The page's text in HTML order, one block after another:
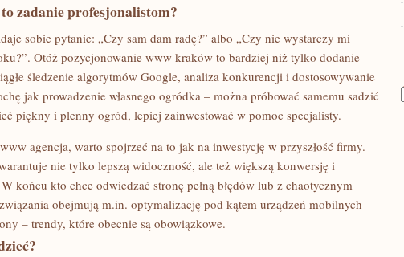
zadanie profesjonalistom?
sobie pytanie: „Czy sam dam radę?” albo „Czy nie wystarczy mi
Otóż pozycjonowanie www kraków to bardziej niż tylko dodanie
śledzenie algorytmów Google, analiza konkurencji i dostosowywanie
jak prowadzenie własnego ogródka – można próbować samemu sadzić
piękny i plenny ogród, lepiej zainwestować w pomoc specjalisty.
agencja, warto spojrzeć na to jak na inwestycję w przyszłość firmy.
nie tylko lepszą widoczność, ale też większą konwersję i
końcu kto chce odwiedzać stronę pełną błędów lub z chaotycznym
obejmują m.in. optymalizację pod kątem urządzeń mobilnych
– trendy, które obecnie są obowiązkowe.